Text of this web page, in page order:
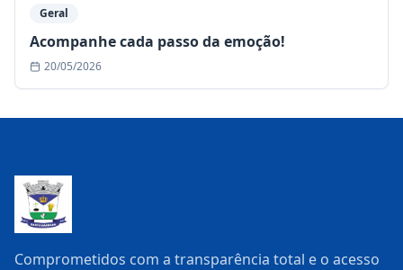
Geral
Acompanhe cada passo da emoção!
20/05/2026
Comprometidos com a transparência total e o acesso